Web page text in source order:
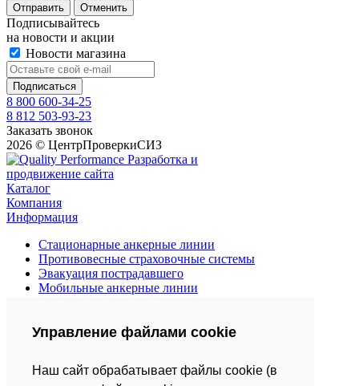
Управление файлами cookie
Наш сайт обрабатывает файлы cookie (в
Отправить Отменить
Подписывайтесь
на новости и акции
Новости магазина
8 800 600-34-25
8 812 503-93-23
Заказать звонок
2026 © ЦентрПроверкиСИЗ
Разработка и
продвижение сайта
Каталог
Компания
Информация
Стационарные анкерные линии
Противовесные страховочные системы
Эвакуация пострадавшего
Мобильные анкерные линии
Анкерные устройства
Спусковые страховочные устройства